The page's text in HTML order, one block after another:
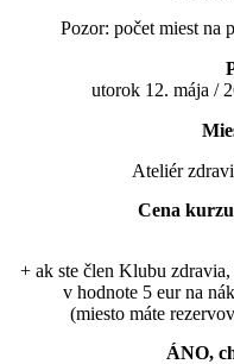
Pozor: počet miest na
utorok 12. mája /
Ateliér
Cena
+ ak ste člen Klubu
v hodnote 5 eur na
(miesto máte
ÁNO,